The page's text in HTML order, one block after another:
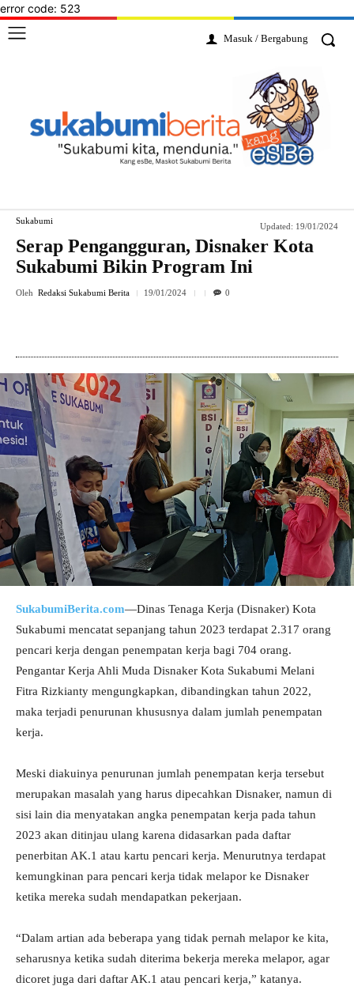
error code: 523
Masuk / Bergabung
Sukabumi
Updated: 19/01/2024
Serap Pengangguran, Disnaker Kota
Sukabumi Bikin Program Ini
Oleh Redaksi Sukabumi Berita 19/01/2024 0
SukabumiBerita.com—Dinas Tenaga Kerja (Disnaker) Kota
Sukabumi mencatat sepanjang tahun 2023 terdapat 2.317 orang
pencari kerja dengan penempatan kerja bagi 704 orang.
Pengantar Kerja Ahli Muda Disnaker Kota Sukabumi Melani
Fitra Rizkianty mengungkapkan, dibandingkan tahun 2022,
maka terjadi penurunan khususnya dalam jumlah penempatan
kerja.
Meski diakuinya penurunan jumlah penempatan kerja tersebut
merupakan masalah yang harus dipecahkan Disnaker, namun di
sisi lain dia menyatakan angka penempatan kerja pada tahun
2023 akan ditinjau ulang karena didasarkan pada daftar
penerbitan AK.1 atau kartu pencari kerja. Menurutnya terdapat
kemungkinan para pencari kerja tidak melapor ke Disnaker
ketika mereka sudah mendapatkan pekerjaan.
“Dalam artian ada beberapa yang tidak pernah melapor ke kita,
seharusnya ketika sudah diterima bekerja mereka melapor, agar
dicoret juga dari daftar AK.1 atau pencari kerja,” katanya.